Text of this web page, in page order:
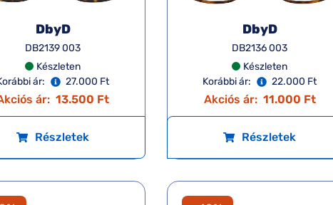
DbyD
DB2139 003
Készleten
ár:
27.000 Ft
ár: 13.500 Ft
Részletek
DbyD
DB2136 003
Készleten
Korábbi ár:
22.000 Ft
Akciós ár: 11.000 Ft
Részletek